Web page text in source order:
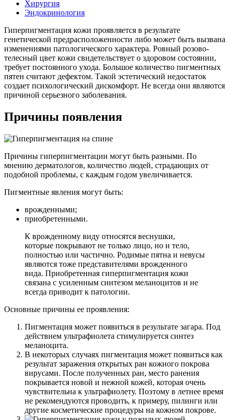
Хирургия
Эндокринология
Гиперпигментация кожи проявляется в результате
генетической предрасположенности либо может быть вызвана
изменениями патологического характера. Ровный розово-
телесный цвет кожи свидетельствует о здоровом состоянии,
требует постоянного ухода. Большое количество пигментных
пятен считают дефектом. Такой эстетический недостаток
создает психологический дискомфорт. Не всегда они являются
причиной серьезного заболевания.
Причины появления
Причины гиперпигментации могут быть разными. По
мнению дерматологов, количество людей, страдающих от
подобной проблемы, с каждым годом увеличивается.
Пигментные явления могут быть:
врожденными;
приобретенными.
К врожденному виду относятся веснушки,
которые покрывают не только лицо, но и тело,
полностью или частично. Родимые пятна и невусы
являются тоже представителями врожденного
вида. Приобретенная гиперпигментация кожи
связана с усиленным синтезом меланоцитов и не
всегда приводит к патологии.
Основные причины ее проявления:
Пигментация может появиться в результате загара. Под
действием ультрафиолета стимулируется синтез
меланоцита.
В некоторых случаях пигментация может появиться как
результат заражения открытых ран кожного покрова
вирусами. После полученных ран, место ранения
покрывается новой и нежной кожей, которая очень
чувствительна к ультрафиолету. Поэтому в летнее время
не рекомендуются проводить, к примеру, пилинги или
другие косметические процедуры на кожном покрове.